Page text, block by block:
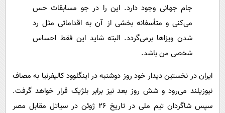
جام جهانی وجود دارد. این را در جو مسابقات حس
می‌کنی و متأسفانه بخشی از آن به اقداماتی مثل رد
شدن ویزاها برمی‌گردد. البته شاید این فقط احساس
شخصی من باشد.
ایران در نخستین دیدار خود روز دوشنبه در اینگلوود کالیفرنیا به مصاف
نیوزیلند می‌رود و شش روز بعد نیز برابر بلژیک قرار خواهد گرفت.
سپس شاگردان تیم ملی در تاریخ ۲۶ ژوئن در سیاتل مقابل مصر